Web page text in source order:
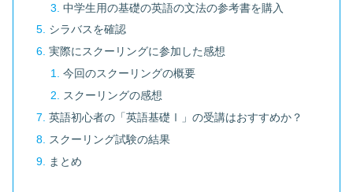
中学生用の基礎の英語の文法の参考書を購入
シラバスを確認
実際にスクーリングに参加した感想
今回のスクーリングの概要
スクーリングの感想
英語初心者の「英語基礎Ⅰ」の受講はおすすめか？
スクーリング試験の結果
まとめ